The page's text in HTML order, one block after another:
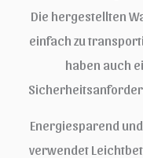
Die hergestellten
einfach zu
haben auch
Energiesparend
verwendet